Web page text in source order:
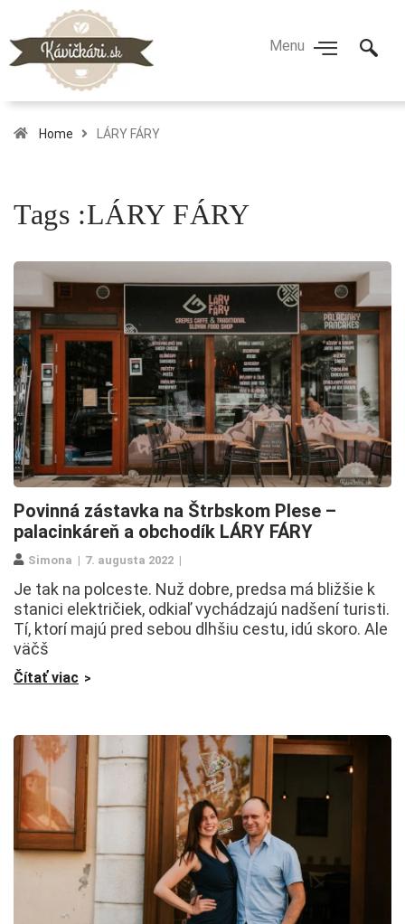
Home LÁRY FÁRY
Tags :LÁRY FÁRY
Povinná zástavka na Štrbskom Plese –
palacinkáreň a obchodík LÁRY FÁRY
Simona 7. augusta 2022
Je tak na polceste. Nuž dobre, predsa má bližšie k
stanici električiek, odkiaľ vychádzajú nadšení turisti.
Tí, ktorí majú pred sebou dlhšiu cestu, idú skoro. Ale
väčš
Čítať viac